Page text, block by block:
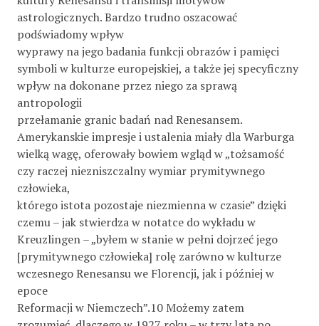
astrologicznych. Bardzo trudno oszacować
podświadomy wpływ
wyprawy na jego badania funkcji obrazów i pamięci
symboli w kulturze europejskiej, a także jej specyficzny
wpływ na dokonane przez niego za sprawą
antropologii
przełamanie granic badań nad Renesansem.
Amerykanskie impresje i ustalenia miały dla Warburga
wielką wagę, oferowały bowiem wgląd w „tożsamość
czy raczej niezniszczalny wymiar prymitywnego
człowieka,
którego istota pozostaje niezmienna w czasie” dzięki
czemu – jak stwierdza w notatce do wykładu w
Kreuzlingen – „byłem w stanie w pełni dojrzeć jego
[prymitywnego człowieka] rolę zarówno w kulturze
wczesnego Renesansu we Florencji, jak i później w
epoce
Reformacji w Niemczech”.10 Możemy zatem